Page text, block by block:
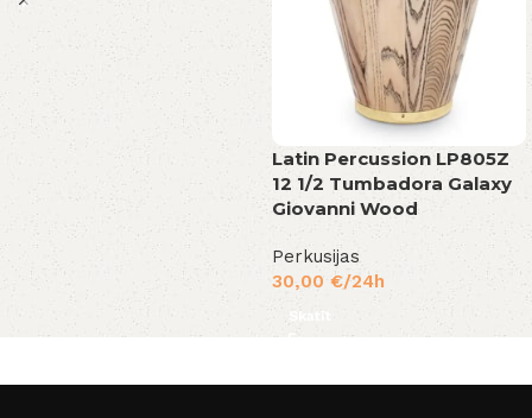
Latin Percussion LP805Z
12 1/2 Tumbadora Galaxy
Giovanni Wood
Perkusijas
30,00 €/24h
Skatīt